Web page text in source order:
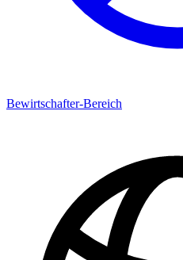
Bewirtschafter-Bereich